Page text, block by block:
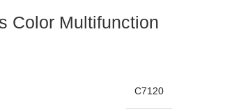
Color Multifunction
C7120